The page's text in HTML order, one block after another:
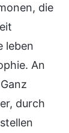
die
leben
An
durch